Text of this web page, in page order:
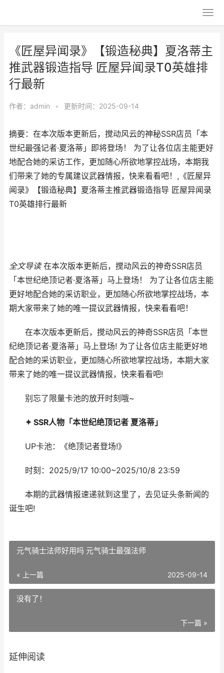
《匠屋异闻录》【锻造秘典】夏洛蒂主
推武器锻造指导 匠屋异闻录T0英雄排
行最新
作者： admin • 更新时间：2025-09-14
摘要：在本次版本更新后，搅动风云的神秘SSR店员「本
世纪最强记者·夏洛蒂」即将登场！ 为了让各位店主能更好
地配合她的采访工作，更加随心所欲地掌控战场，本期我
们带来了她的专属建议武器情报，快来看看吧！,《匠屋异
闻录》【锻造秘典】夏洛蒂主推武器锻造指导 匠屋异闻录
T0英雄排行最新
全文导读在本次版本更新后，搅动风云的神奇SSR店员
「本世纪绝顶记者·夏洛蒂」马上登场！ 为了让各位店主能
更好地配合她的采访职业，更加随心所欲地掌控战场，本
期大家带来了她的唯一提议武器情报，快来看看吧！
在本次版本更新后，搅动风云的神奇SSR店员「本世
纪绝顶记者·夏洛蒂」马上登场! 为了让各位店主能更好地
配合她的采访职业，更加随心所欲地掌控战场，本期大家
带来了她的唯一提议武器情报，快来看看吧!
别忘了限量卡池的放开时刻哦~
✦ SSR人物「本世纪绝顶记者 夏洛蒂」
UP卡池：《绝顶记者登场!》
时刻：2025/9/17 10:00~2025/10/8 23:59
本期的武器情报速递就到这里了，去见证头条新闻的
诞生吧!
元气骑士法师好用吗 元气骑士最强法师
« 上一篇 2025-09-14
没有了！
下一篇 »
延伸阅读